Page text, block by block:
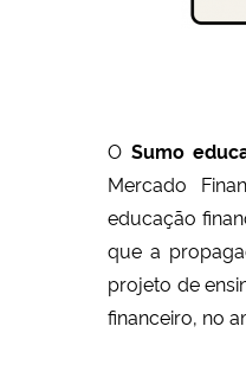
O Sumo
Mercado
educação
que a
projeto de
financeiro, no